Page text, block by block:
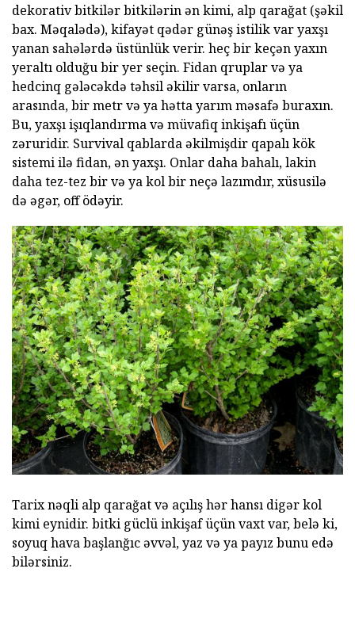
dekorativ bitkilər bitkilərin ən kimi, alp qarağat (şəkil
bax. Məqalədə), kifayət qədər günəş istilik var yaxşı
yanan sahələrdə üstünlük verir. heç bir keçən yaxın
yeraltı olduğu bir yer seçin. Fidan qruplar və ya
hedcinq gələcəkdə təhsil əkilir varsa, onların
arasında, bir metr və ya hətta yarım məsafə buraxın.
Bu, yaxşı işıqlandırma və müvafiq inkişafı üçün
zəruridir. Survival qablarda əkilmişdir qapalı kök
sistemi ilə fidan, ən yaxşı. Onlar daha bahalı, lakin
daha tez-tez bir və ya kol bir neçə lazımdır, xüsusilə
də əgər, off ödəyir.
Tarix nəqli alp qarağat və açılış hər hansı digər kol
kimi eynidir. bitki güclü inkişaf üçün vaxt var, belə ki,
soyuq hava başlanğıc əvvəl, yaz və ya payız bunu edə
bilərsiniz.